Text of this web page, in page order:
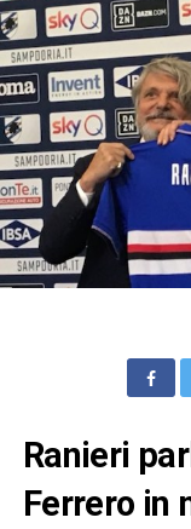
Ranieri
Ferrero in